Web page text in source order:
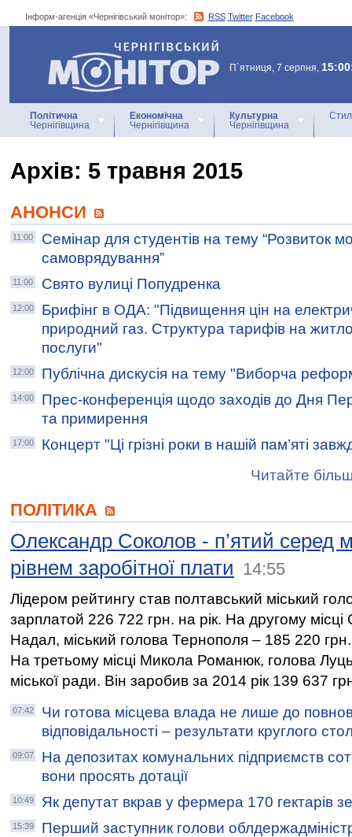
Інформ-агенція «Чернігівський монітор»: RSS Twitter Facebook
Інформ-агенція
«Чернігівський монітор»
П`ятниця, 7 серпня,
Політична
Чернігівщина
Економічна
Чернігівщина
Культурна
Чернігівщина
Архiв: 5 травня 2015
АНОНСИ
11:00
Семінар для студентів на тему “Розвиток
самоврядування”
11:00 Свято вулиці Попудренка
12:00
Брифінг в ОДА: "Підвищення цін на
природний газ. Структура тарифів на
послуги"
12:00 Публічна дискусія на тему "Виборча
14:00
Прес-конференція щодо заходів до Дня
та примирення
17:00
Концерт "Ці грізні роки в нашій пам’яті
Читайте
ПОЛІТИКА
Олександр Соколов - п’ятий серед
рівнем заробітної плати 14:55
Лідером рейтингу став полтавський міський
зарплатой 226 722 грн. на рік. На другому місці
Надал, міський голова Тернополя – 185 220 грн.
На третьому місці Микола Романюк, голова
міської ради. Він заробив за 2014 рік 139 637
07:42
Чи готова місцева влада не лише до
відповідальності – результати круглого
09:07
На депозитах комунальних підприємств
вони просять дотації
10:49 Як депутат вкрав у фермера 170 гектарів
15:39
Перший заступник голови